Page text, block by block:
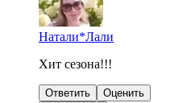
Натали*Лали
Хит сезона!!!
Ответить Оценить